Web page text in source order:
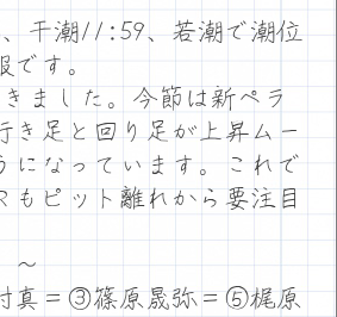
干潮11:59、若潮で潮位
す。
ました。今節は新ペラ
き足と回り足が上昇ムー
になっています。これで
もピット離れから要注目
～
真＝③篠原晟弥＝⑤梶原